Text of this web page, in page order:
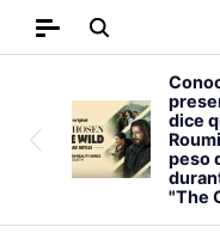
dice
peso
"The